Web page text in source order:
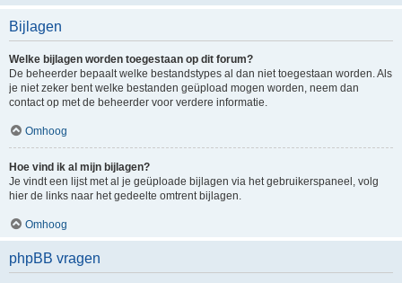
Bijlagen
Welke bijlagen worden toegestaan op dit forum?
De beheerder bepaalt welke bestandstypes al dan niet toegestaan worden. Als
je niet zeker bent welke bestanden geüpload mogen worden, neem dan
contact op met de beheerder voor verdere informatie.
Omhoog
Hoe vind ik al mijn bijlagen?
Je vindt een lijst met al je geüploade bijlagen via het gebruikerspaneel, volg
hier de links naar het gedeelte omtrent bijlagen.
Omhoog
phpBB vragen